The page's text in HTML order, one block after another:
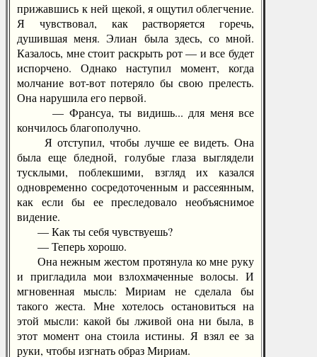
прижавшись к ней щекой, я ощутил облегчение.
Я чувствовал, как растворяется горечь,
душившая меня. Элиан была здесь, со мной.
Казалось, мне стоит раскрыть рот — и все будет
испорчено. Однако наступил момент, когда
молчание вот-вот потеряло бы свою прелесть.
Она нарушила его первой.
— Франсуа, ты видишь... для меня все
кончилось благополучно.
Я отступил, чтобы лучше ее видеть. Она
была еще бледной, голубые глаза выглядели
тусклыми, поблекшими, взгляд их казался
одновременно сосредоточенным и рассеянным,
как если бы ее преследовало необъяснимое
видение.
— Как ты себя чувствуешь?
— Теперь хорошо.
Она нежным жестом протянула ко мне руку
и пригладила мои взлохмаченные волосы. И
мгновенная мысль: Мириам не сделала бы
такого жеста. Мне хотелось остановиться на
этой мысли: какой бы лживой она ни была, в
этот момент она стоила истины. Я взял ее за
руки, чтобы изгнать образ Мириам.